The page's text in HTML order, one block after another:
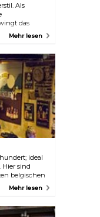
Als
das
Durst,
oder
Auf
für
Mehr lesen
ideal
Hier sind
belgischen
Mehr lesen